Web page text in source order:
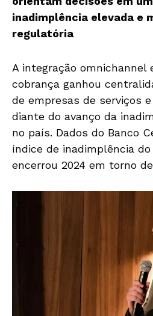
inadimplência elevada e
regulatória
A integração
cobrança ganhou
de empresas de serviços
diante do avanço da
no país. Dados do Banco
índice de inadimplência
encerrou 2024 em torno